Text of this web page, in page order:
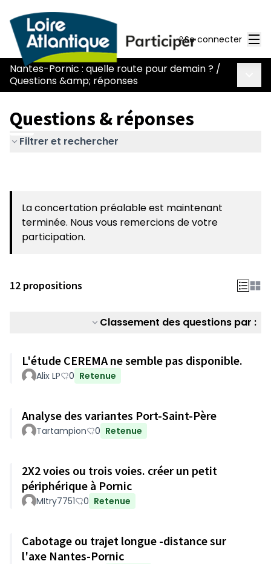
Se connecter
Nantes-Pornic : quelle route pour demain ? /
Questions &amp; réponses
Questions & réponses
Filtrer et rechercher
La concertation préalable est maintenant
terminée. Nous vous remercions de votre
participation.
12 propositions
Classement des questions par :
L'étude CEREMA ne semble pas disponible.
Alix LP 0 Retenue
Analyse des variantes Port-Saint-Père
Tartampion 0 Retenue
2X2 voies ou trois voies. créer un petit
périphérique à Pornic
MItry7751 0 Retenue
Cabotage ou trajet longue -distance sur
l'axe Nantes-Pornic